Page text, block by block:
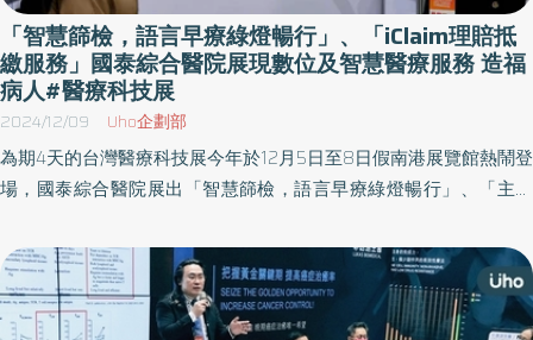
「智慧篩檢，語言早療綠燈暢行」、「iClaim理賠抵
繳服務」國泰綜合醫院展現數位及智慧醫療服務 造福
病人#醫療科技展
2024/12/09 Uho企劃部
為期4天的台灣醫療科技展今年於12月5日至8日假南港展覽館熱鬧登
場，國泰綜合醫院展出「智慧篩檢，語言早療綠燈暢行」、「主動
醫療服務，結合國泰人壽、國泰健康管理參展主題，充分展現運用
智慧科技導入相關服務應用，優化流程及精進醫療品質，成果廣受
各界肯定與好評。 學前兒童約有8%-9%被診斷為語音異常，其中